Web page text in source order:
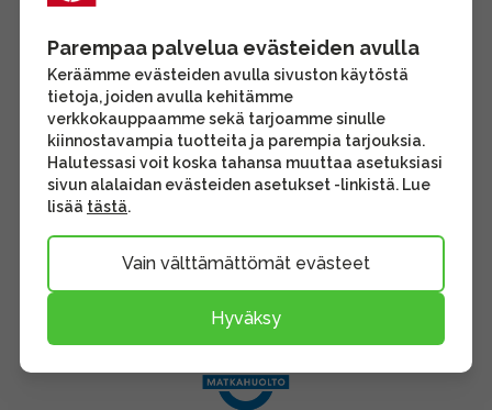
Parempaa palvelua evästeiden avulla
Keräämme evästeiden avulla sivuston käytöstä
tietoja, joiden avulla kehitämme
verkkokauppaamme sekä tarjoamme sinulle
kiinnostavampia tuotteita ja parempia tarjouksia.
Halutessasi voit koska tahansa muuttaa asetuksiasi
sivun alalaidan evästeiden asetukset -linkistä. Lue
lisää tästä.
Vain välttämättömät evästeet
Hyväksy